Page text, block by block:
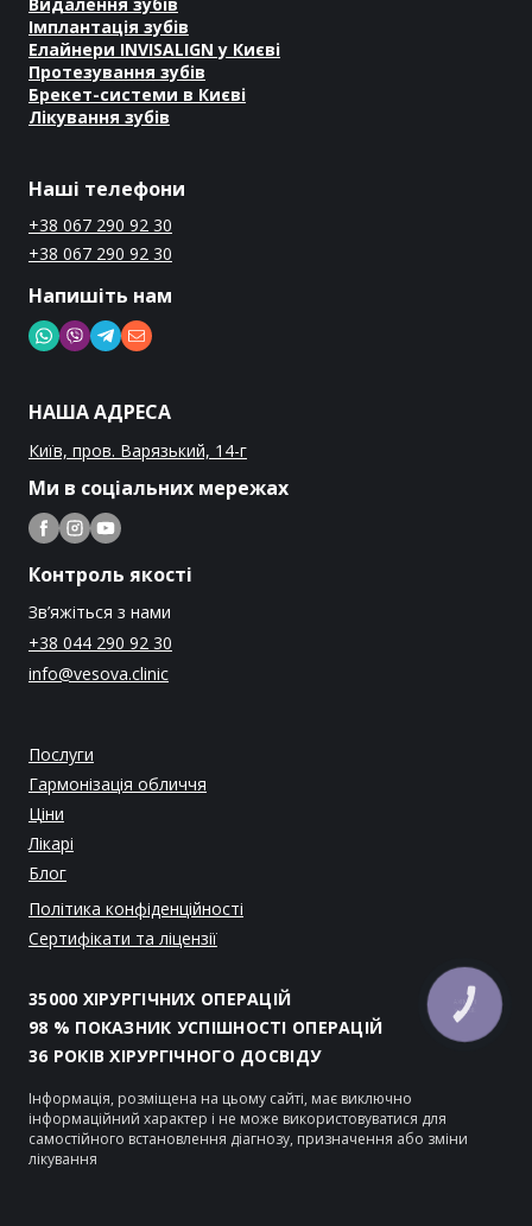
Імплантація зубів
Елайнери INVISALIGN у Києві
Протезування зубів
Брекет-системи в Києві
Лікування зубів
Наші телефони
+38 067 290 92 30
+38 067 290 92 30
Напишіть нам
НАША АДРЕСА
Київ, пров. Варязький, 14-г
Ми в соціальних мережах
Контроль якості
Зв’яжіться з нами
+38 044 290 92 30
info@vesova.clinic
Послуги
Гармонізація обличчя
Ціни
Лікарі
Блог
Політика конфіденційності
Сертифікати та ліцензії
35000 ХІРУРГІЧНИХ ОПЕРАЦІЙ
98 % ПОКАЗНИК УСПІШНОСТІ ОПЕРАЦІЙ
36 РОКІВ ХІРУРГІЧНОГО ДОСВІДУ
Інформація, розміщена на цьому сайті, має виключно
інформаційний характер і не може використовуватися для
самостійного встановлення діагнозу, призначення або зміни
лікування
КНОПКА
ЗВ'ЯЗКУ